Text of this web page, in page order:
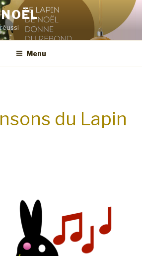
Menu
du Lapin